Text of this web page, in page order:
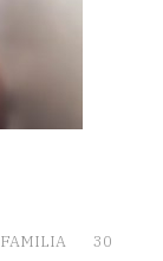
FAMILIA
30